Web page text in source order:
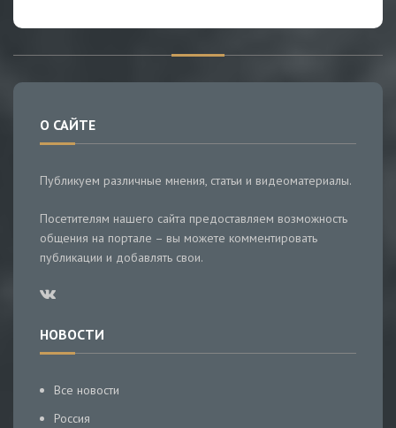
О САЙТЕ
Публикуем различные мнения, статьи и видеоматериалы.
Посетителям нашего сайта предоставляем возможность
общения на портале – вы можете комментировать
публикации и добавлять свои.
НОВОСТИ
Все новости
Россия